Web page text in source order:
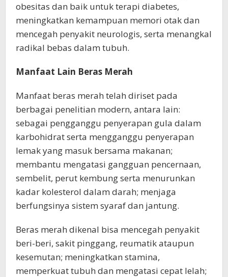
obesitas dan baik untuk terapi diabetes,
meningkatkan kemampuan memori otak dan
mencegah penyakit neurologis, serta menangkal
radikal bebas dalam tubuh.
Manfaat Lain Beras Merah
Manfaat beras merah telah diriset pada
berbagai penelitian modern, antara lain:
sebagai pengganggu penyerapan gula dalam
karbohidrat serta mengganggu penyerapan
lemak yang masuk bersama makanan;
membantu mengatasi gangguan pencernaan,
sembelit, perut kembung serta menurunkan
kadar kolesterol dalam darah; menjaga
berfungsinya sistem syaraf dan jantung.
Beras merah dikenal bisa mencegah penyakit
beri-beri, sakit pinggang, reumatik ataupun
kesemutan; meningkatkan stamina,
memperkuat tubuh dan mengatasi cepat lelah;